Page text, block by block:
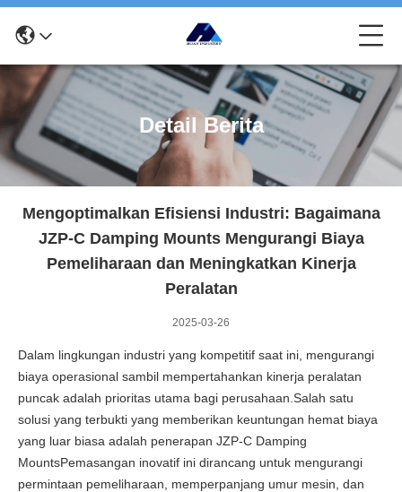
Detail Berita
Mengoptimalkan Efisiensi Industri: Bagaimana
JZP-C Damping Mounts Mengurangi Biaya
Pemeliharaan dan Meningkatkan Kinerja
Peralatan
2025-03-26
Dalam lingkungan industri yang kompetitif saat ini, mengurangi
biaya operasional sambil mempertahankan kinerja peralatan
puncak adalah prioritas utama bagi perusahaan.Salah satu
solusi yang terbukti yang memberikan keuntungan hemat biaya
yang luar biasa adalah penerapan JZP-C Damping
MountsPemasangan inovatif ini dirancang untuk mengurangi
permintaan pemeliharaan, memperpanjang umur mesin, dan